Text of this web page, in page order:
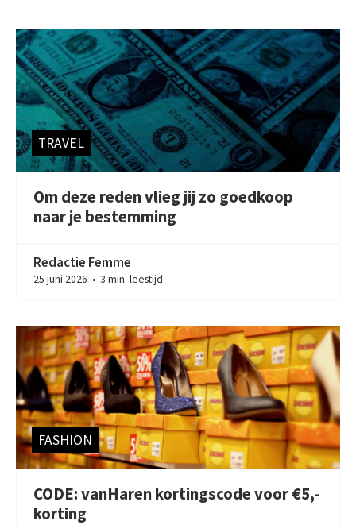
TRAVEL
Om deze reden vlieg jij zo goedkoop
naar je bestemming
Redactie Femme
25 juni 2026 ● 3 min. leestijd
FASHION
CODE: vanHaren kortingscode voor €5,-
korting